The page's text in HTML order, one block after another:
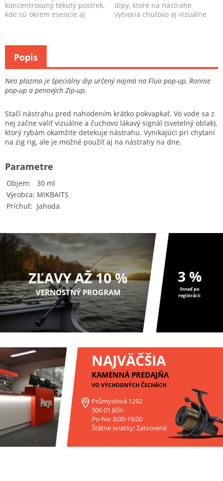
koncentrovaný tekutý postrek,
kde sú okrem esencie aj
dipy, ktoré na nástrahe
vytvoria chuťovo aj vizuálne
Neo plazma je špeciálny dip určený najmä na Fluo pop-up, Ronnie
pop-up a penových Zip-up.
Stačí nástrahu pred nahodením krátko pokvapkať. Vo vode sa z
nej začne valiť vizuálne a čuchovo lákavý signál (svetelný oblak),
ktorý rybám okamžite detekuje nástrahu. Vynikajúci pri chytaní
na zig rig, ale je možné použiť aj na nástrahy na dne.
Objem
30 ml
Výrobca MIKBAITS
Príchuť
Jahoda
Parametre
Popis
ZĽAVY AŽ 10 %
VERNOSTNÝ PROGRAM
3 %
ihneď po
registrácii
NAJVÄČŠIA
KAMENNÁ PREDAJŇA
VO VÝCHODNÝCH ČECHÁCH
Průmyslová 1292
506 01 Jičín
Po-Ne: 8:00-19:00
Štátne sviatky: Zatvorené